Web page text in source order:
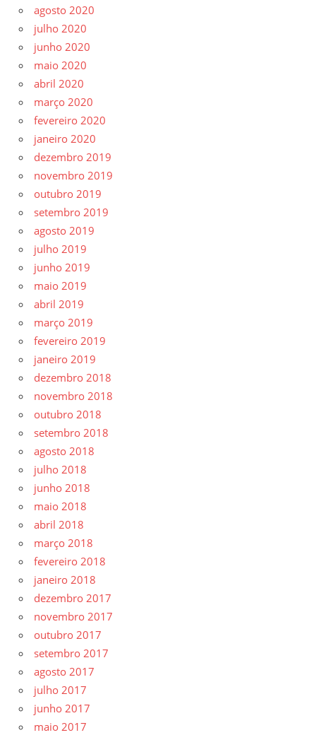
agosto 2020
julho 2020
junho 2020
maio 2020
abril 2020
março 2020
fevereiro 2020
janeiro 2020
dezembro 2019
novembro 2019
outubro 2019
setembro 2019
agosto 2019
julho 2019
junho 2019
maio 2019
abril 2019
março 2019
fevereiro 2019
janeiro 2019
dezembro 2018
novembro 2018
outubro 2018
setembro 2018
agosto 2018
julho 2018
junho 2018
maio 2018
abril 2018
março 2018
fevereiro 2018
janeiro 2018
dezembro 2017
novembro 2017
outubro 2017
setembro 2017
agosto 2017
julho 2017
junho 2017
maio 2017